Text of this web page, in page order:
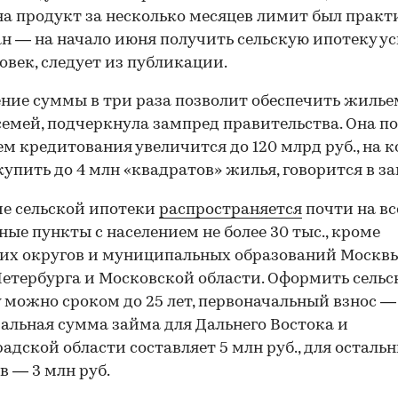
продукт за несколько месяцев лимит был
— на начало июня получить сельскую ипотеку
следует из публикации.
суммы в три раза позволит обеспечить
подчеркнула зампред правительства. Она
кредитования увеличится до 120 млрд руб., на
до 4 млн «квадратов» жилья, говорится в
сельской ипотеки распространяется почти на
пункты с населением не более 30 тыс., кроме
округов и муниципальных образований
и Московской области. Оформить
можно сроком до 25 лет, первоначальный взнос —
сумма займа для Дальнего Востока и
области составляет 5 млн руб., для
— 3 млн руб.